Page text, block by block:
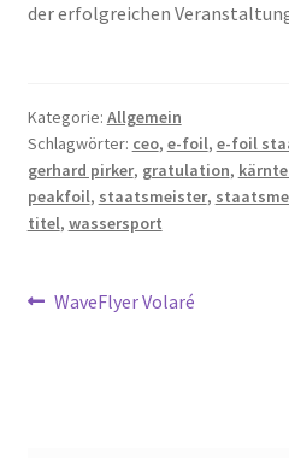
der erfolgreichen
Kategorie: Allgemein
Schlagwörter: ceo, e-foil, e-foil
gerhard pirker, gratulation,
peakfoil, staatsmeister,
titel, wassersport
Vorheriger
WaveFlyer Volaré